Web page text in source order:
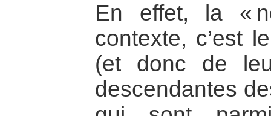
En effet, la «
contexte, c’est
(et donc de
descendantes